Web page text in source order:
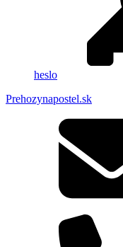
heslo
Prehozynapostel.sk